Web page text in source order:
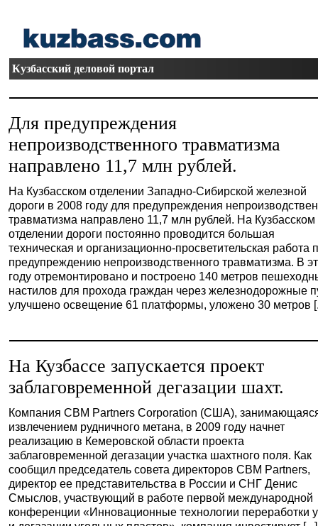
Кузбасский деловой портал
Для предупреждения
непроизводственного травматизма
направлено 11,7 млн рублей.
На Кузбасском отделении Западно-Сибирской железной
дороги в 2008 году для предупреждения
травматизма направлено 11,7 млн рублей. На Кузбасском
отделении дороги постоянно проводится большая
техническая и организационно-просветительская работа
предупреждению непроизводственного травматизма. В
году отремонтировано и построено 140 метров
настилов для прохода граждан через железнодорожные
улучшено освещение 61 платформы, уложено 30 метров
На Кузбассе запускается проект
заблаговременной дегазации шахт.
Компания CBM Partners Corporation (США),
извлечением рудничного метана, в 2009 году начнет
реализацию в Кемеровской области проекта
заблаговременной дегазации участка шахтного поля. Как
сообщил председатель совета директоров СВМ Partners,
директор ее представительства в России и СНГ Денис
Смыслов, участвующий в работе первой международной
конференции «Инновационные технологии переработки